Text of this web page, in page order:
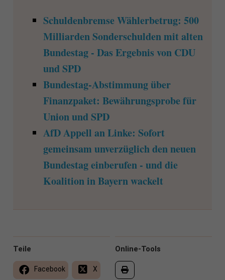
Schuldenbremse Wählerbetrug: 500
Milliarden Sonderschulden mit alten
Bundestag - Das Ergebnis von CDU
und SPD
Bundestag-Abstimmung über
Finanzpaket: Bewährungsprobe für
Union und SPD
AfD Appell an Linke: Sofort
gemeinsam unverzüglich den neuen
Bundestag einberufen - und die
Koalition in Bayern wackelt
Online-Tools
Teile
Facebook X